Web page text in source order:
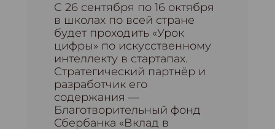
С 26 сентября по 16 октября
в школах по всей стране
будет проходить «Урок
цифры» по искусственному
интеллекту в стартапах.
Стратегический партнёр и
разработчик его
содержания —
Благотворительный фонд
Сбербанка «Вклад в